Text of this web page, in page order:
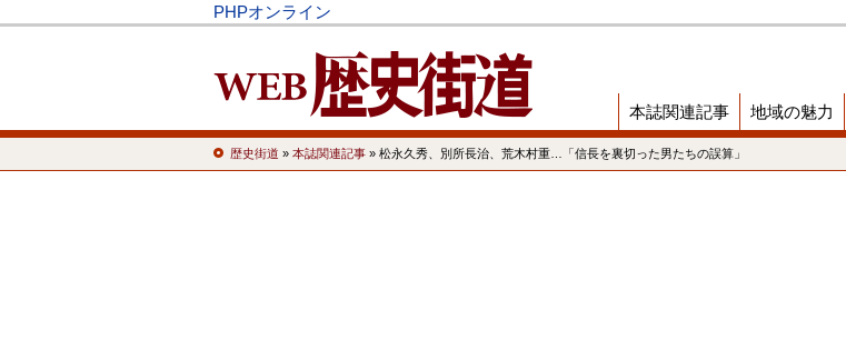
PHPオンライン
本誌関連記事 地域の魅力
歴史街道 » 本誌関連記事 » 松永久秀、別所長治、荒木村重…「信長を裏切った男たちの誤算」